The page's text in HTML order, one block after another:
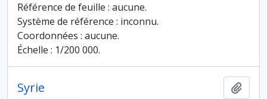
Référence de feuille : aucune.
Système de référence : inconnu.
Coordonnées : aucune.
Échelle : 1/200 000.
Syrie